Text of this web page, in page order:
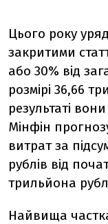
Цього року
закритими
або 30% від
розмірі 36,66
результаті
Мінфін
витрат за
рублів від
трильйона
Найвища